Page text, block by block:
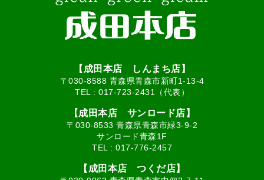
【成田本店 しんまち店】
〒030-8588 青森県青森市新町1-13-4
TEL : 017-723-2431（代表）
【成田本店 サンロード店】
〒030-8533 青森県青森市緑3-9-2
サンロード青森1F
TEL : 017-776-2457
【成田本店 つくだ店】